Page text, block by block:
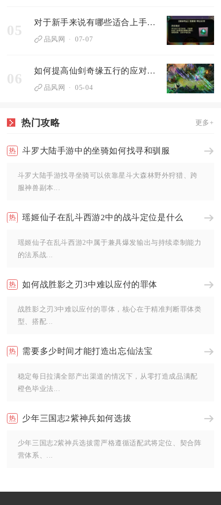
05 对于新手来说有哪些适合上手的第五人格监管者
品风网 07-07
06 如何提高仙剑奇缘五行的应对能力
品风网 05-04
热门攻略 更多+
斗罗大陆手游中的坐骑如何找寻和驯服
斗罗大陆手游找寻坐骑可以依靠星斗大森林野外狩猎、跨
服神兽副本...
瑶姬仙子在乱斗西游2中的战斗定位是什么
瑶姬仙子在乱斗西游2中属于兼具爆发输出与持续牵制能力
的法系战...
如何战胜影之刃3中难以应付的罪体
战胜影之刃3中难以应付的罪体，核心在于精准判断罪体类
型、搭配...
需要多少时间才能打造出忘仙法宝
稳定每日拉满全部产出渠道的情况下，从零打造成品满配
橙色毕业法...
少年三国志2紫神兵如何选拔
少年三国志2紫神兵选拔需严格遵循适配武将定位、契合阵
营体系、...